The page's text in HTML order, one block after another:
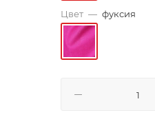
Цвет — фуксия